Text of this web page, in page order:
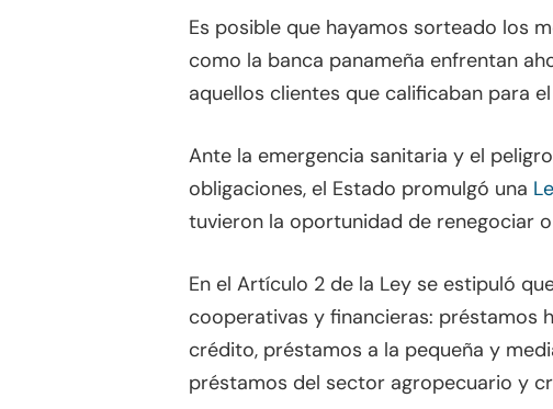
Es posible que hayamos sorteado los
como la banca panameña enfrentan
aquellos clientes que calificaban para
Ante la emergencia sanitaria y el
obligaciones, el Estado promulgó una
tuvieron la oportunidad de renegociar
En el Artículo 2 de la Ley se estipuló
cooperativas y financieras: préstamos
crédito, préstamos a la pequeña y
préstamos del sector agropecuario y